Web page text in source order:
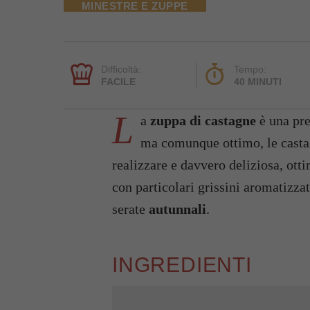
MINESTRE E ZUPPE
Difficoltà:
FACILE
Tempo:
40 MINUTI
L a zuppa di castagne è una
ma comunque ottimo, le
realizzare e davvero deliziosa,
con particolari grissini
serate autunnali.
INGREDIENTI